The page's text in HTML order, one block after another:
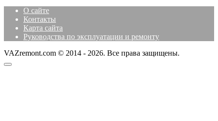
О сайте
Контакты
Карта сайта
Руководства по эксплуатации и ремонту
VAZremont.com © 2014 - 2026. Все права защищены.